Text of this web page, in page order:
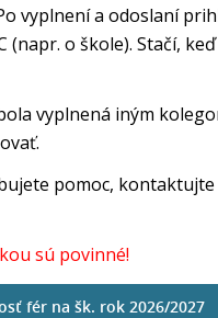
vyplnení a odoslaní
o škole). Stačí,
vyplnená iným
pomoc, kontaktujte
sú povinné!
fér na šk. rok 2026/2027